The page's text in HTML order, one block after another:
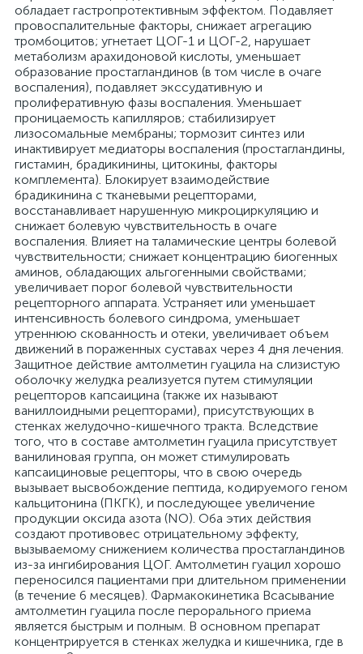
обладает гастропротективным эффектом. Подавляет
провоспалительные факторы, снижает агрегацию
тромбоцитов; угнетает ЦОГ-1 и ЦОГ-2, нарушает
метаболизм арахидоновой кислоты, уменьшает
образование простагландинов (в том числе в очаге
воспаления), подавляет экссудативную и
пролиферативную фазы воспаления. Уменьшает
проницаемость капилляров; стабилизирует
лизосомальные мембраны; тормозит синтез или
инактивирует медиаторы воспаления (простагландины,
гистамин, брадикинины, цитокины, факторы
комплемента). Блокирует взаимодействие
брадикинина с тканевыми рецепторами,
восстанавливает нарушенную микроциркуляцию и
снижает болевую чувствительность в очаге
воспаления. Влияет на таламические центры болевой
чувствительности; снижает концентрацию биогенных
аминов, обладающих альгогенными свойствами;
увеличивает порог болевой чувствительности
рецепторного аппарата. Устраняет или уменьшает
интенсивность болевого синдрома, уменьшает
утреннюю скованность и отеки, увеличивает объем
движений в пораженных суставах через 4 дня лечения.
Защитное действие амтолметин гуацила на слизистую
оболочку желудка реализуется путем стимуляции
рецепторов капсаицина (также их называют
ваниллоидными рецепторами), присутствующих в
стенках желудочно-кишечного тракта. Вследствие
того, что в составе амтолметин гуацила присутствует
ванилиновая группа, он может стимулировать
капсаициновые рецепторы, что в свою очередь
вызывает высвобождение пептида, кодируемого геном
кальцитонина (ПКГК), и последующее увеличение
продукции оксида азота (NO). Оба этих действия
создают противовес отрицательному эффекту,
вызываемому снижением количества простагландинов
из-за ингибирования ЦОГ. Амтолметин гуацил хорошо
переносился пациентами при длительном применении
(в течение 6 месяцев). Фармакокинетика Всасывание
амтолметин гуацила после перорального приема
является быстрым и полным. В основном препарат
концентрируется в стенках желудка и кишечника, где в